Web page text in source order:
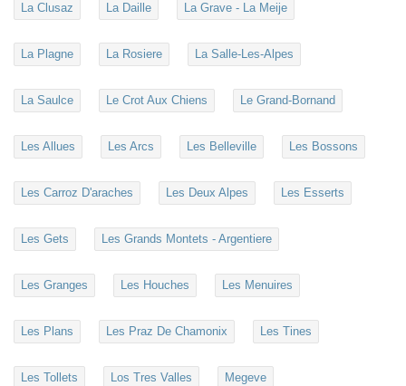
La Clusaz La Daille La Grave - La Meije
La Plagne La Rosiere La Salle-Les-Alpes
La Saulce Le Crot Aux Chiens Le Grand-Bornand
Les Allues Les Arcs Les Belleville Les Bossons
Les Carroz D'araches Les Deux Alpes Les Esserts
Les Gets Les Grands Montets - Argentiere
Les Granges Les Houches Les Menuires
Les Plans Les Praz De Chamonix Les Tines
Les Tollets Los Tres Valles Megeve